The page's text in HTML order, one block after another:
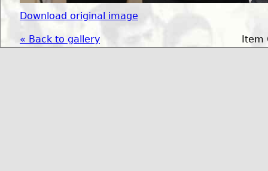
Download original image
« Back to gallery Item